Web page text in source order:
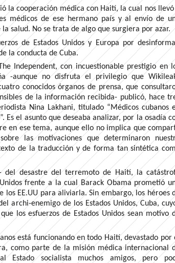
la cooperación médica con Haití, la cual nos llevó
médicos de ese hermano país y al envío de
salud. No se trata de algo que surgiera por azar.
de Estados Unidos y Europa por
la conducta de Cuba.
Independent, con incuestionable prestigio en
-aunque no disfruta el privilegio que
conocidos órganos de prensa, que
de la información recibida- publicó, hace
Nina Lakhani, titulado “Médicos cubanos
Es el asunto que deseaba analizar, por la osadía
en ese tema, aunque ello no implica que
las motivaciones que determinaron
de la traducción y de forma tan sintética
del desastre del terremoto de Haití, la
frente a la cual Barack Obama prometió
EE.UU para aliviarla. Sin embargo, los héroes
archi-enemigo de los Estados Unidos, Cuba,
los esfuerzos de Estados Unidos sean motivo
está funcionando en todo Haití, devastado por
como parte de la misión médica internacional
Estado socialista muchos amigos, pero